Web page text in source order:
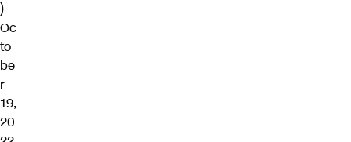
)
Oc
to
be
r
19,
20